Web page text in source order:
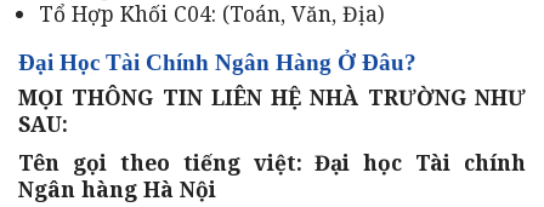
Tổ Hợp Khối C04: (Toán, Văn, Địa)
Đại Học Tài Chính Ngân Hàng Ở Đâu?
MỌI THÔNG TIN LIÊN HỆ NHÀ TRƯỜNG NHƯ
SAU:
Tên gọi theo tiếng việt: Đại học Tài chính
Ngân hàng Hà Nội